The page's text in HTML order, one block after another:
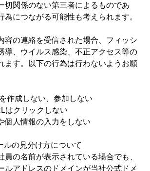
切関係のない第三者によるものであ
為につながる可能性も考えられます。
容の連絡を受信された場合、フィッシ
導、ウイルス感染、不正アクセス等の
ます。以下の行為は行わないようお願
作成しない、参加しない
はクリックしない
個人情報の入力をしない
ルの見分け方について
員の名前が表示されている場合でも、
ルアドレスのドメインが当社公式ドメ